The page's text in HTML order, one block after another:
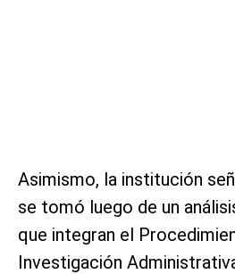
Asimismo, la institución
se tomó luego de un
que integran el
Investigación